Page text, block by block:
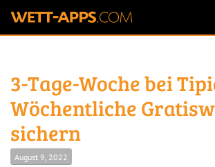
3-Tage-Woche bei
Wöchentliche
sichern
August 9, 2022